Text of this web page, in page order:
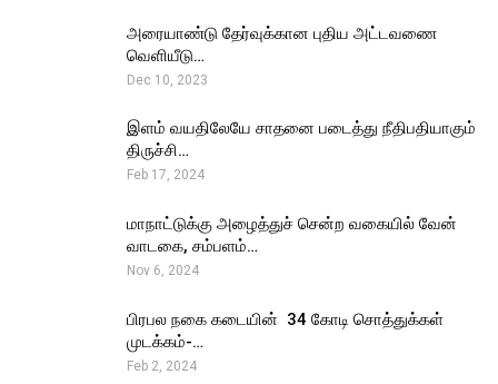
அரையாண்டு தேர்வுக்கான புதிய அட்டவணை
வெளியீடு…
Dec 10, 2023
இளம் வயதிலேயே சாதனை படைத்து நீதிபதியாகும்
திருச்சி…
Feb 17, 2024
மாநாட்டுக்கு அழைத்துச் சென்ற வகையில் வேன்
வாடகை, சம்பளம்…
Nov 6, 2024
பிரபல நகை கடையின் ₹ 34 கோடி சொத்துக்கள்
முடக்கம்-…
Feb 2, 2024